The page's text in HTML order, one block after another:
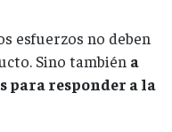
esfuerzos no deben
Sino también a
para responder a la